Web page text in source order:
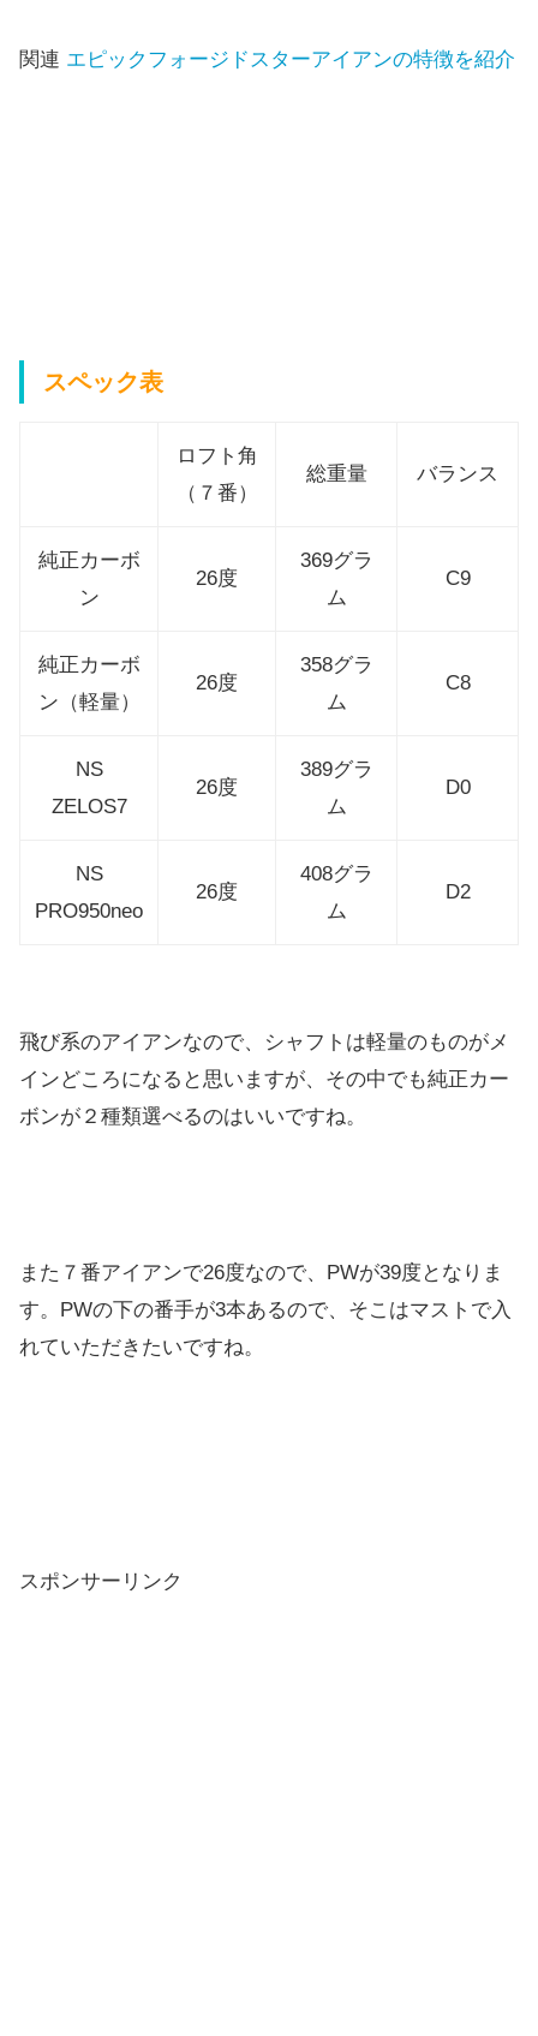
関連 エピックフォージドスターアイアンの特徴を紹介
スペック表
ロフト角
（７番）
総重量 バランス
純正カーボ
ン
26度
369グラ
ム
C9
純正カーボ
ン（軽量）
26度
358グラ
ム
C8
NS
ZELOS7
26度
389グラ
ム
D0
NS
PRO950neo
26度
408グラ
ム
D2
飛び系のアイアンなので、シャフトは軽量のものがメ
インどころになると思いますが、その中でも純正カー
ボンが２種類選べるのはいいですね。
また７番アイアンで26度なので、PWが39度となりま
す。PWの下の番手が3本あるので、そこはマストで入
れていただきたいですね。
スポンサーリンク